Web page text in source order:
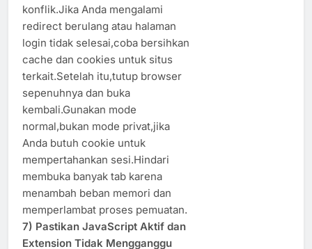
konflik.Jika Anda mengalami
redirect berulang atau halaman
login tidak selesai,coba bersihkan
cache dan cookies untuk situs
terkait.Setelah itu,tutup browser
sepenuhnya dan buka
kembali.Gunakan mode
normal,bukan mode privat,jika
Anda butuh cookie untuk
mempertahankan sesi.Hindari
membuka banyak tab karena
menambah beban memori dan
memperlambat proses pemuatan.
7) Pastikan JavaScript Aktif dan
Extension Tidak Mengganggu